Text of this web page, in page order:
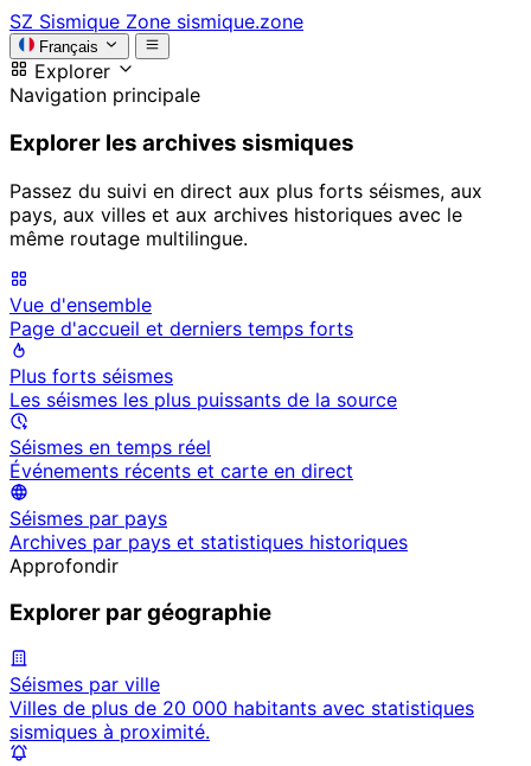
SZ Sismique Zone sismique.zone
Français
Explorer
Navigation principale
Explorer les archives sismiques
Passez du suivi en direct aux plus forts séismes, aux
pays, aux villes et aux archives historiques avec le
même routage multilingue.
Vue d'ensemble
Page d'accueil et derniers temps forts
Plus forts séismes
Les séismes les plus puissants de la source
Séismes en temps réel
Événements récents et carte en direct
Séismes par pays
Archives par pays et statistiques historiques
Approfondir
Explorer par géographie
Séismes par ville
Villes de plus de 20 000 habitants avec statistiques
sismiques à proximité.